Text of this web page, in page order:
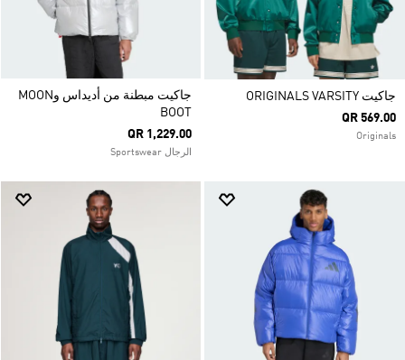
جاكيت ORIGINALS VARSITY
QR 569.00
Originals
جاكيت مبطنة من أديداس وMOON
BOOT
QR 1,229.00
الرجال Sportswear